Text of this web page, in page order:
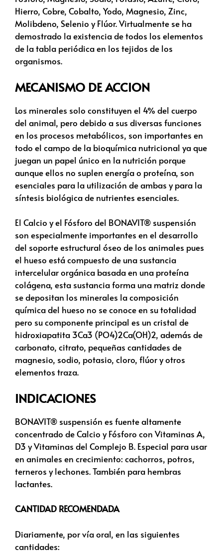
Hierro, Cobre, Cobalto, Yodo, Magnesio, Zinc,
Molibdeno, Selenio y Flúor. Virtualmente se ha
demostrado la existencia de todos los elementos
de la tabla periódica en los tejidos de los
organismos.
MECANISMO DE ACCION
Los minerales solo constituyen el 4% del cuerpo
del animal, pero debido a sus diversas funciones
en los procesos metabólicos, son importantes en
todo el campo de la bioquímica nutricional ya que
juegan un papel único en la nutrición porque
aunque ellos no suplen energía o proteína, son
esenciales para la utilización de ambas y para la
síntesis biológica de nutrientes esenciales.
El Calcio y el Fósforo del BONAVIT® suspensión
son especialmente importantes en el desarrollo
del soporte estructural óseo de los animales pues
el hueso está compuesto de una sustancia
intercelular orgánica basada en una proteína
colágena, esta sustancia forma una matriz donde
se depositan los minerales la composición
química del hueso no se conoce en su totalidad
pero su componente principal es un cristal de
hidroxiapatita 3Ca3 (PO4)2Ca(OH)2, además de
carbonato, citrato, pequeñas cantidades de
magnesio, sodio, potasio, cloro, flúor y otros
elementos traza.
INDICACIONES
BONAVIT® suspensión es fuente altamente
concentrado de Calcio y Fósforo con Vitaminas A,
D3 y Vitaminas del Complejo B. Especial para usar
en animales en crecimiento: cachorros, potros,
terneros y lechones. También para hembras
lactantes.
CANTIDAD RECOMENDADA
Diariamente, por vía oral, en las siguientes
cantidades: